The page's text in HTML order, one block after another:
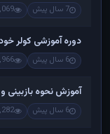
7 سال پیش
دوره آموزشی کولر
6 سال پیش
آموزش نحوه
6 سال پیش